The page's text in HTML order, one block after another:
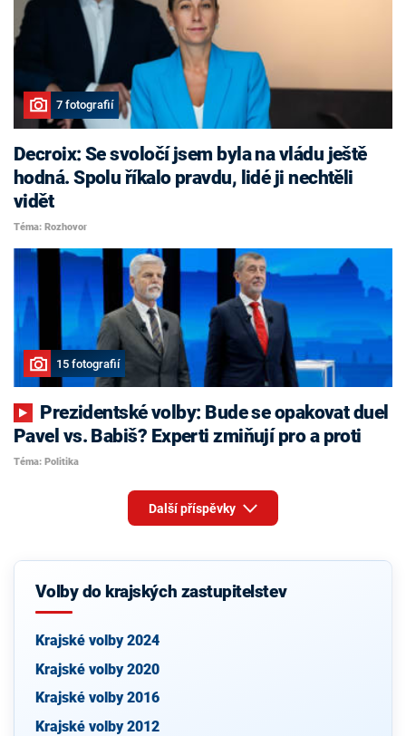
7 fotografií
Decroix: Se svoločí jsem byla na vládu ještě
hodná. Spolu říkalo pravdu, lidé ji nechtěli
vidět
Téma: Rozhovor
15 fotografií
Pavel vs. Babiš? Experti zmiňují pro a proti
Téma: Politika
Další příspěvky
Volby do krajských zastupitelstev
Krajské volby 2024
Krajské volby 2020
Krajské volby 2016
Krajské volby 2012